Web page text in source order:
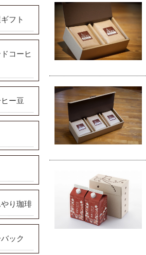
フト
コーヒ
ー豆
り珈琲
ック